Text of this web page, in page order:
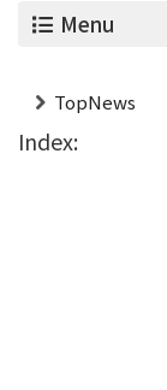
Menu
TopNews
Index: